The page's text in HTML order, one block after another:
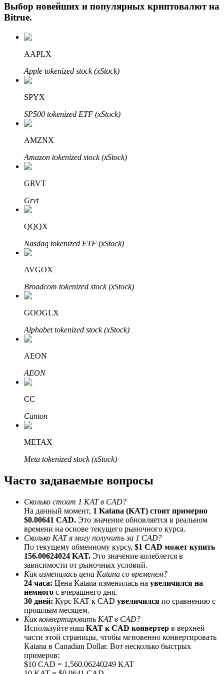
Авто Инвест
Получите долгосрочную прибыль и гибкие проценты
Bitrue
Bitrue Партнеры
Партнеры Bitrue
До 65% комиссии!
Реферал
Пригласите друга, чтобы получить денежные
вознаграждения
BTC Welcome Rewards
Выбор новейших и популярных криптовалют на
Bitrue.
AAPLX
Apple tokenized stock (xStock)
SPYX
SP500 tokenized ETF (xStock)
AMZNX
Amazon tokenized stock (xStock)
GRVT
Grvt
QQQX
Nasdaq tokenized ETF (xStock)
AVGOX
Broadcom tokenized stock (xStock)
GOOGLX
Alphabet tokenized stock (xStock)
AEON
AEON
CC
Canton
METAX
Meta tokenized stock (xStock)
Часто задаваемые вопросы
Сколько стоит 1 KAT в CAD?
На данный момент, 1 Katana (KAT) стоит примерно
$0.00641 CAD. Это значение обновляется в реальном
времени на основе текущего рыночного курса.
Сколько KAT я могу получить за 1 CAD?
По текущему обменному курсу, $1 CAD может купить
156.00624024 KAT. Это значение колеблется в
зависимости от рыночных условий.
Как изменилась цена Katana со временем?
24 часа: Цена Katana изменилась на увеличился на
немного с вчерашнего дня.
30 дней: Курс KAT к CAD увеличился по сравнению с
прошлым месяцем.
Как конвертировать KAT в CAD?
Используйте наш KAT к CAD конвертер в верхней
части этой страницы, чтобы мгновенно конвертировать
Katana в Canadian Dollar. Вот несколько быстрых
примеров:
$10 CAD = 1,560.06240249 KAT